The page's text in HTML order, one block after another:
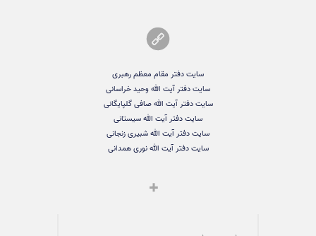
سایت دفتر مقام معظم رهبری
سایت دفتر آیت الله وحید خراسانی
سایت دفتر آیت الله صافی گلپایگانی
سایت دفتر آیت الله سیستانی
سایت دفتر آیت الله شبیری زنجانی
سایت دفتر آیت الله نوری همدانی